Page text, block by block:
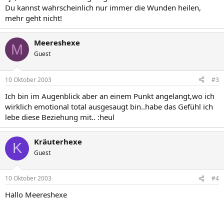
Du kannst wahrscheinlich nur immer die Wunden heilen,
mehr geht nicht!
M Meereshexe
Guest
10 Oktober 2003 #3
Ich bin im Augenblick aber an einem Punkt angelangt,wo ich
wirklich emotional total ausgesaugt bin..habe das Gefühl ich
lebe diese Beziehung mit.. :heul
K Kräuterhexe
Guest
10 Oktober 2003 #4
Hallo Meereshexe